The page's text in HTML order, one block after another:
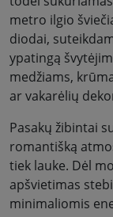
metro ilgio
diodai,
ypatingą
medžiams,
ar vakarėlių
Pasakų žibintai
romantišką
tiek lauke. Dėl
apšvietimas
minimaliomis